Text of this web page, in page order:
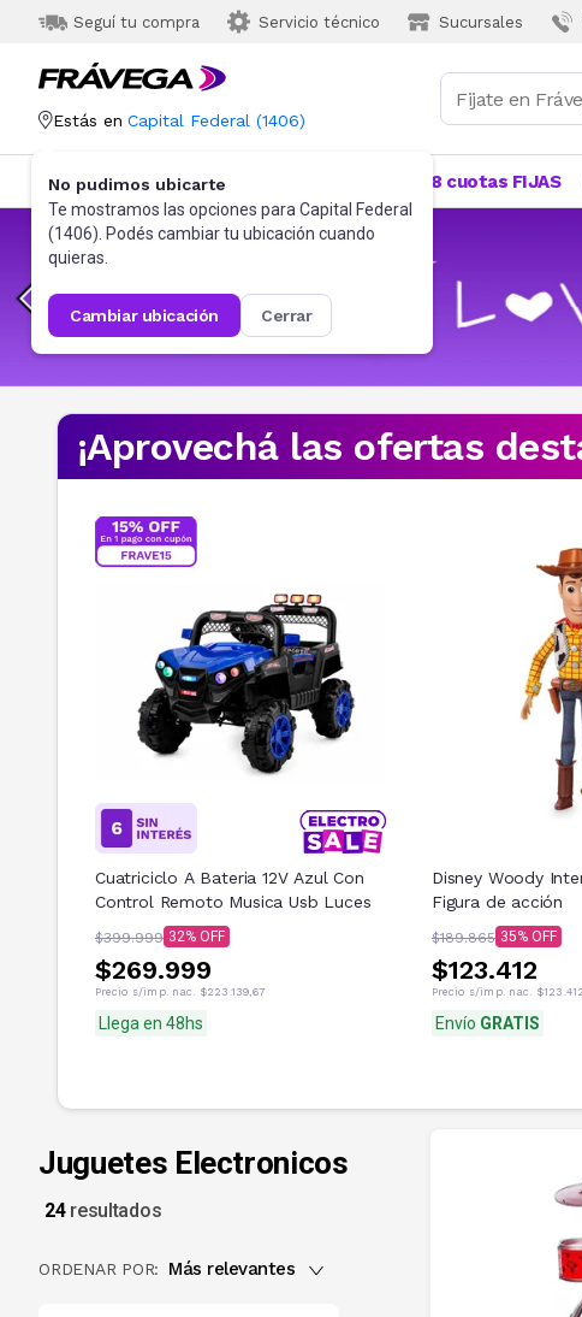
Seguí tu compra Servicio técnico Sucursales
Estás en Capital Federal (1406)
No pudimos ubicarte
Te mostramos las opciones para Capital Federal
(1406). Podés cambiar tu ubicación cuando
quieras.
cambiar ubicación cerrar
Categorías Más Vendidos 18 cuotas FIJAS
¡Aprovechá las ofertas
Cuatriciclo A Bateria 12V Azul Con
Control Remoto Musica Usb Luces
$399.999 32
$269.999
Precio s/imp. nac. $223.139,67
Llega en 48hs
Disney Woody
Figura de acción
$189.865 35
$123.412
Precio s/imp. nac. $123.412
Envío GRATIS
Juguetes Electronicos
24resultados
ORDENAR POR: Más relevantes